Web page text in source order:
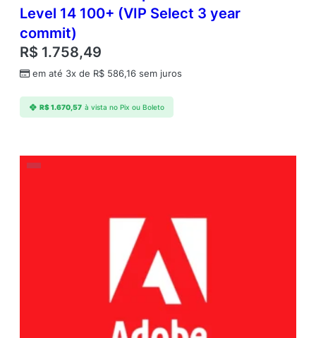
Level 14 100+ (VIP Select 3 year
commit)
R$ 1.758,49
em até 3x de R$ 586,16 sem juros
R$1.670,57 à vista no Pix ou Boleto